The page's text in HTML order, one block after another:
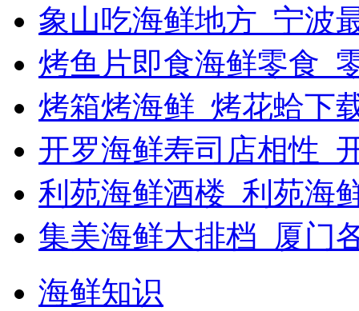
象山吃海鲜地方_宁波
烤鱼片即食海鲜零食_
烤箱烤海鲜_烤花蛤下
开罗海鲜寿司店相性_
利苑海鲜酒楼_利苑海
集美海鲜大排档_厦门
海鲜知识